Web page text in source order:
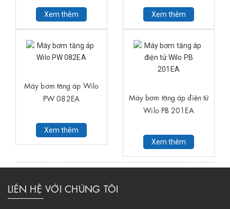
Xem thêm Xem thêm
Máy bơm tăng áp Wilo
PW 082EA
Xem thêm
Máy bơm tăng áp điện tử
Wilo PB 201EA
Xem thêm
LIÊN HỆ VỚI CHÚNG TÔI